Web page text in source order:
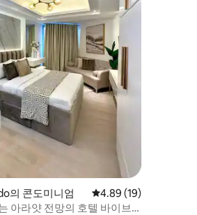
91개
의 콘도미니엄 평점 4.89점(5점 만점
4.89 (19)
아라얏 전망의 호텔 바이브